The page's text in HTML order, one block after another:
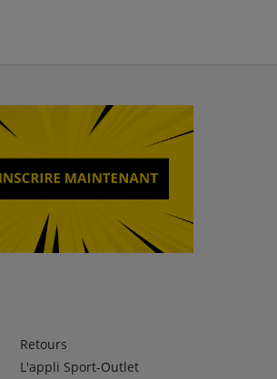
Retours
L'appli Sport-Outlet